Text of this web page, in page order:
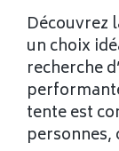
Découvrez
un choix
recherche
tente est